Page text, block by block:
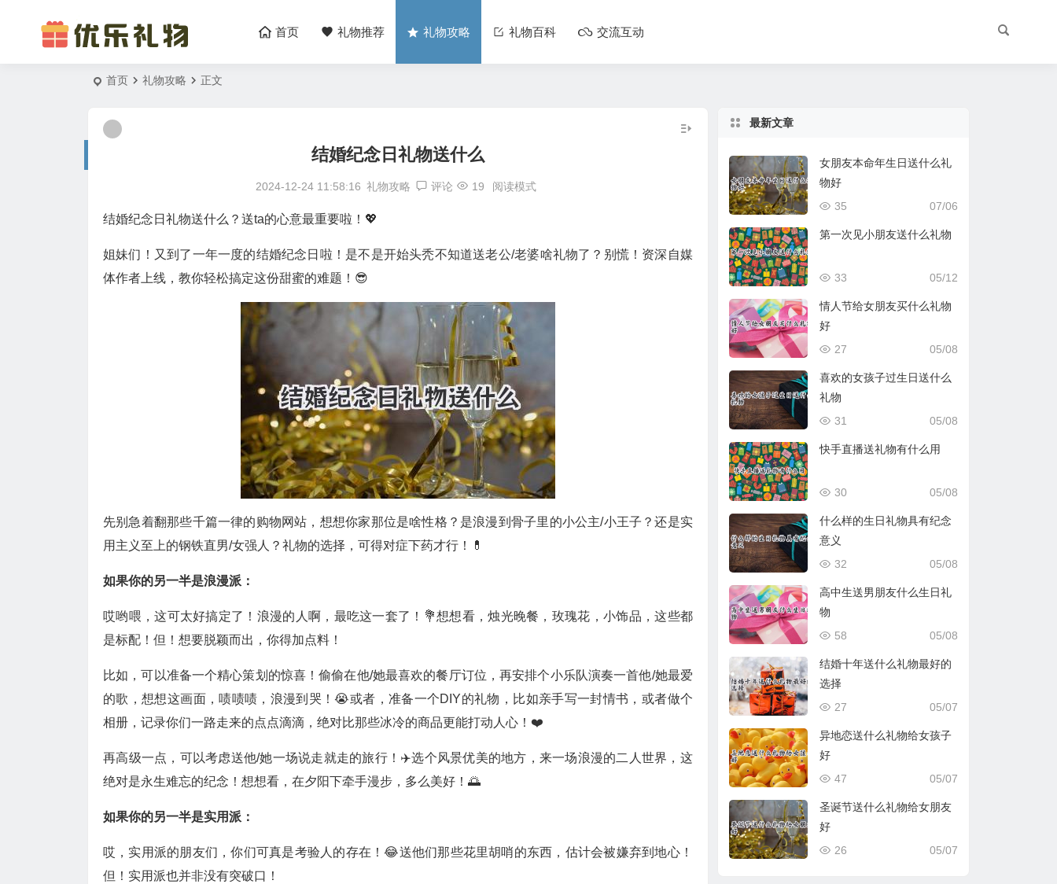
首页 礼物推荐 礼物攻略 礼物百科 交流互动
首页 礼物攻略 正文
结婚纪念日礼物送什么
2024-12-24 11:58:16 礼物攻略 评论 19 阅读模式
结婚纪念日礼物送什么？送ta的心意最重要啦！💖
姐妹们！又到了一年一度的结婚纪念日啦！是不是开始头秃不知道送老公/老婆啥礼物了？别慌！资深自媒
体作者上线，教你轻松搞定这份甜蜜的难题！😎
先别急着翻那些千篇一律的购物网站，想想你家那位是啥性格？是浪漫到骨子里的小公主/小王子？还是实
用主义至上的钢铁直男/女强人？礼物的选择，可得对症下药才行！💊
如果你的另一半是浪漫派：
哎哟喂，这可太好搞定了！浪漫的人啊，最吃这一套了！💐想想看，烛光晚餐，玫瑰花，小饰品，这些都
是标配！但！想要脱颖而出，你得加点料！
比如，可以准备一个精心策划的惊喜！偷偷在他/她最喜欢的餐厅订位，再安排个小乐队演奏一首他/她最爱
的歌，想想这画面，啧啧啧，浪漫到哭！😭或者，准备一个DIY的礼物，比如亲手写一封情书，或者做个
相册，记录你们一路走来的点点滴滴，绝对比那些冰冷的商品更能打动人心！❤️
再高级一点，可以考虑送他/她一场说走就走的旅行！✈️选个风景优美的地方，来一场浪漫的二人世界，这
绝对是永生难忘的纪念！想想看，在夕阳下牵手漫步，多么美好！🌅
如果你的另一半是实用派：
哎，实用派的朋友们，你们可真是考验人的存在！😂送他们那些花里胡哨的东西，估计会被嫌弃到地心！
但！实用派也并非没有突破口！
最新文章
女朋友本命年生日送什么礼
物好
07/06
35
第一次见小朋友送什么礼物
05/12
33
情人节给女朋友买什么礼物
好
05/08
27
喜欢的女孩子过生日送什么
礼物
05/08
31
快手直播送礼物有什么用
05/08
30
什么样的生日礼物具有纪念
意义
05/08
32
高中生送男朋友什么生日礼
物
05/08
58
结婚十年送什么礼物最好的
选择
05/07
27
异地恋送什么礼物给女孩子
好
05/07
47
圣诞节送什么礼物给女朋友
好
05/07
26